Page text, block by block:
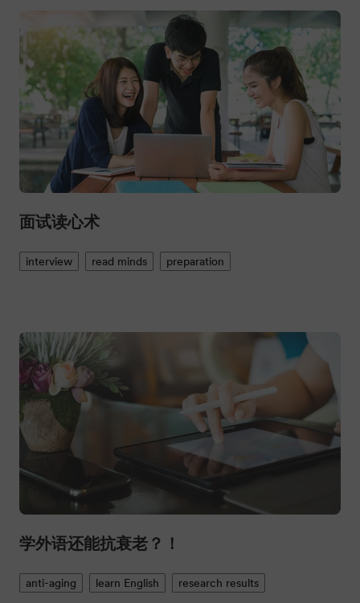
面试读心术
interview read minds preparation
学外语还能抗衰老？！
anti-aging learn English research results